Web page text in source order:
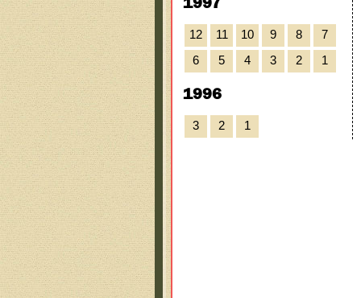
12 11 10 9 8
7
6
5 4 3 2 1
1996
3 2 1